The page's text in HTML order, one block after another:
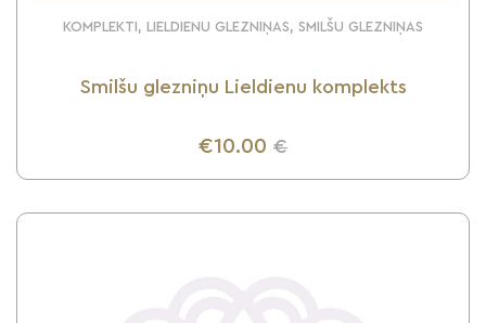
KOMPLEKTI, LIELDIENU GLEZNIŅAS, SMILŠU GLEZNIŅAS
Smilšu glezniņu Lieldienu komplekts
€10.00 €
UZZINI VAIRĀK